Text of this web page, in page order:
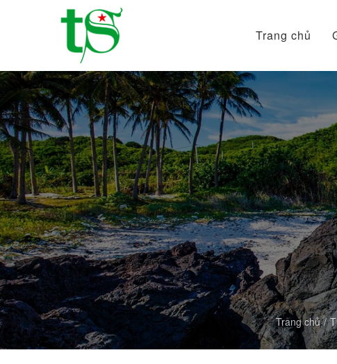
Tour
Du
Lịch
Việt
Nam
Từ
Bắc
Vào
Nam
|
Trường
Sa
Tourist
DMC
Trang chủ
Trang chủ